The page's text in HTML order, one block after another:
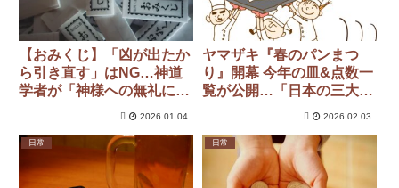
【おみくじ】「凶が出たか
ら引き直す」はNG…神道
学者が「神様への無礼にな
2026.01.04
ヤマザキ『春のパンまつ
り』開幕 今年の皿&点数一
覧が公開…「日本の三大祭
2026.02.03
日常 日常